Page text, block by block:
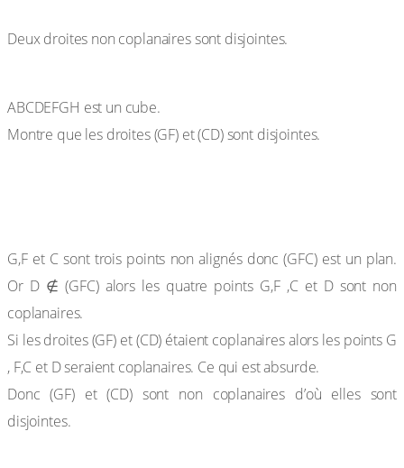
Deux droites non coplanaires sont disjointes.
ABCDEFGH est un cube.
Montre que les droites (GF) et (CD) sont disjointes.
G,F et C sont trois points non alignés donc (GFC) est un plan.
Or D ∉ (GFC) alors les quatre points G,F ,C et D sont non
coplanaires.
Si les droites (GF) et (CD) étaient coplanaires alors les points G
, F,C et D seraient coplanaires. Ce qui est absurde.
Donc (GF) et (CD) sont non coplanaires d’où elles sont
disjointes.